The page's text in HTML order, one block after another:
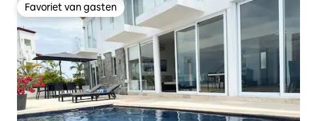
Favoriet van gasten
Favoriet van gasten